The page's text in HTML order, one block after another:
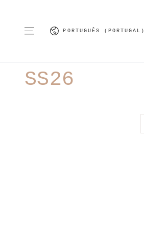
IdiomaPORTUGUÊS (PORTUGAL)
Coleção:
SS26